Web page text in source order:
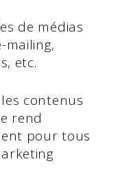
de médias
mailing,
etc.
contenus
rend
pour tous